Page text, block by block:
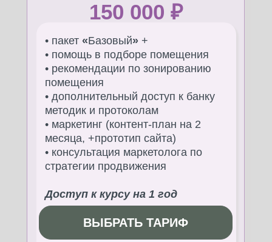
150 000 ₽
• пакет «Базовый» +
• помощь в подборе помещения
• рекомендации по зонированию
помещения
• дополнительный доступ к банку
методик и протоколам
• маркетинг (контент-план на 2
месяца, +прототип сайта)
• консультация маркетолога по
стратегии продвижения
Доступ к курсу на 1 год
ВЫБРАТЬ ТАРИФ